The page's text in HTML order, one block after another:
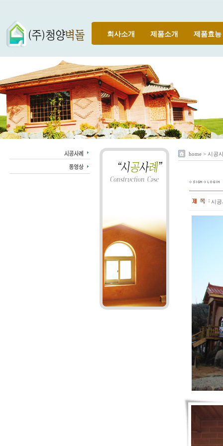
회사소개 제품소개 제품효능
home > 시공
시공